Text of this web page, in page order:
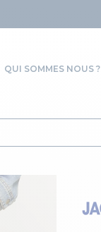
QUI SOMMES NOUS ?